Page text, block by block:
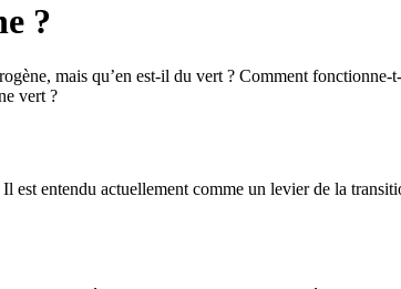
?
mais qu’en est-il du vert ? Comment
vert ?
entendu actuellement comme un levier de la